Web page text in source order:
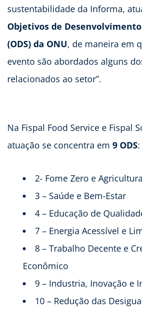
sustentabilidade da Informa,
Objetivos de
(ODS) da ONU, de maneira em
evento são abordados alguns
relacionados ao setor”.
Na Fispal Food Service e Fispal
atuação se concentra em 9 ODS:
2- Fome Zero e
3 – Saúde e Bem-Estar
4 – Educação de
7 – Energia Acessível e
8 – Trabalho Decente e
Econômico
9 – Industria, Inovação e
10 – Redução das